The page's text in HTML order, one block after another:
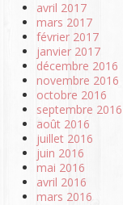
avril 2017
mars 2017
février 2017
janvier 2017
décembre 2016
novembre 2016
octobre 2016
septembre 2016
août 2016
juillet 2016
juin 2016
mai 2016
avril 2016
mars 2016